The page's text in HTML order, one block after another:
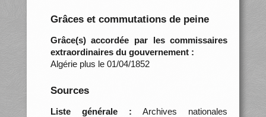
Grâces et commutations de peine
Grâce(s) accordée par les commissaires
extraordinaires du gouvernement :
Algérie plus le 01/04/1852
Sources
Liste générale : Archives nationales